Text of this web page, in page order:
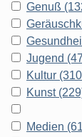
Genuß
Jugend
Kultur
Kunst
Medien